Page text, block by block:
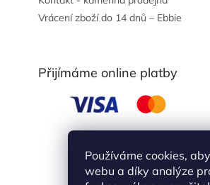
Používáme cookies,
webu a díky analýze
Vrácení zboží do 14 dnů – Ebbie
Přijímáme online platby